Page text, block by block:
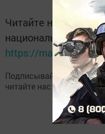
Читайте новости
национальном
https://max.ru/
Подписывайтесь на наш
читайте насВконтакте,